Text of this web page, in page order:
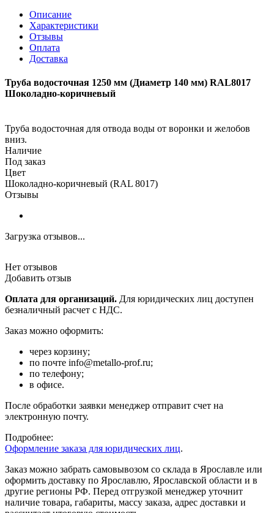
Описание
Характеристики
Отзывы
Оплата
Доставка
Труба водосточная 1250 мм (Диаметр 140 мм) RAL8017
Шоколадно-коричневый
Труба водосточная для отвода воды от воронки и желобов
вниз.
Наличие
Под заказ
Цвет
Шоколадно-коричневый (RAL 8017)
Отзывы
Загрузка отзывов...
Нет отзывов
Добавить отзыв
Оплата для организаций. Для юридических лиц доступен
безналичный расчет с НДС.
Заказ можно оформить:
через корзину;
по почте info@metallo-prof.ru;
по телефону;
в офисе.
После обработки заявки менеджер отправит счет на
электронную почту.
Подробнее:
Оформление заказа для юридических лиц.
Заказ можно забрать самовывозом со склада в Ярославле или
оформить доставку по Ярославлю, Ярославской области и в
другие регионы РФ. Перед отгрузкой менеджер уточнит
наличие товара, габариты, массу заказа, адрес доставки и